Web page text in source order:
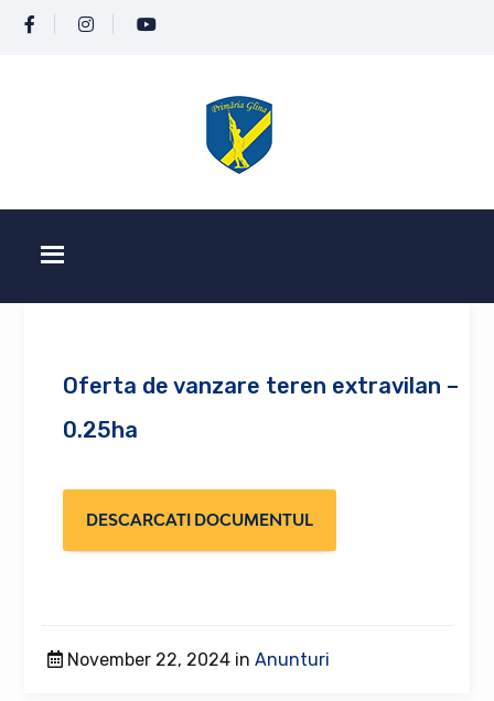
Oferta de vanzare teren extravilan –
0.25ha
DESCARCATI DOCUMENTUL
November 22, 2024 inAnunturi